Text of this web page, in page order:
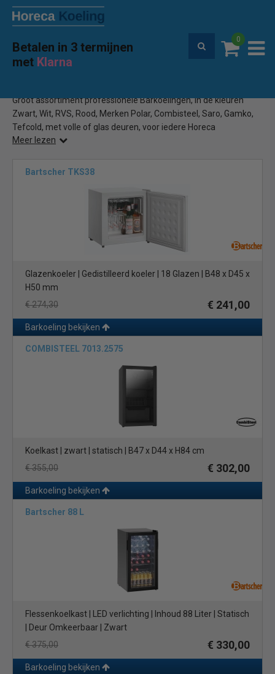
Betalen in 3 termijnen
met Klarna
0
Premium service en garantie
Home Professionele Barkoelingen
Groot assortiment professionele Barkoelingen, in de kleuren
Zwart, Wit, RVS, Rood, Merken Polar, Combisteel, Saro, Gamko,
Tefcold, met volle of glas deuren, voor iedere Horeca
onderneming een Barkoeling
Meer lezen
Bartscher TKS38
Glazenkoeler | Gedistilleerd koeler | 18 Glazen | B48 x D45 x
H50 mm
€ 274,30
€ 241,00
Barkoeling bekijken
COMBISTEEL 7013.2575
Koelkast | zwart | statisch | B47 x D44 x H84 cm
€ 355,00
€ 302,00
Barkoeling bekijken
Bartscher 88 L
Flessenkoelkast | LED verlichting | Inhoud 88 Liter | Statisch
| Deur Omkeerbaar | Zwart
€ 375,00
€ 330,00
Barkoeling bekijken